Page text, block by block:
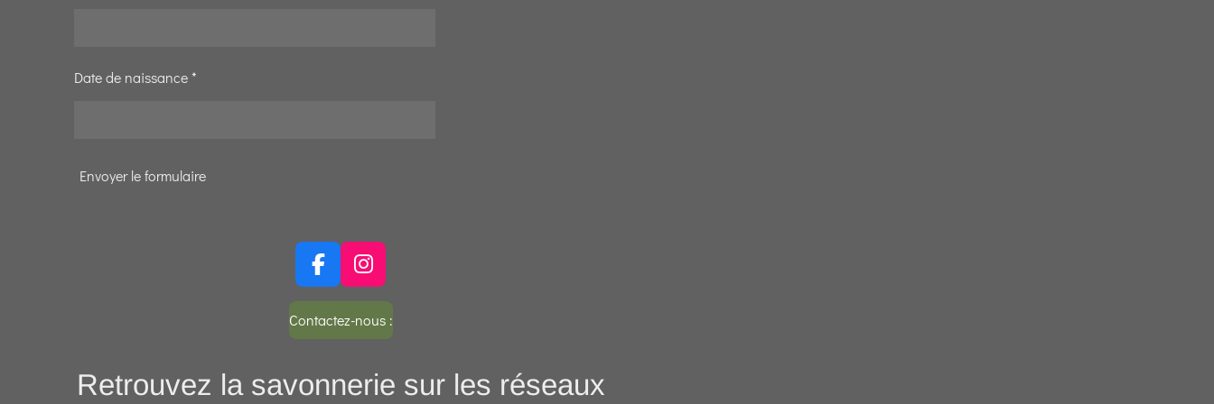
Date de naissance *
Envoyer le formulaire
F
a
c
e
o
I
n
s
t
g
Contactez-nous :
Retrouvez la savonnerie sur les réseaux